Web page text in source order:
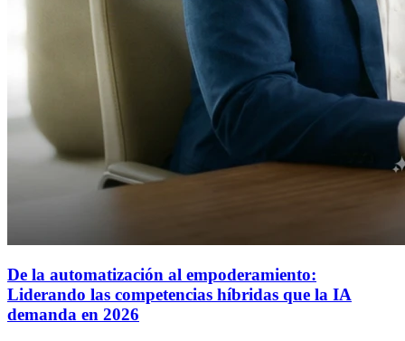
De la automatización al empoderamiento:
Liderando las competencias híbridas que la IA
demanda en 2026